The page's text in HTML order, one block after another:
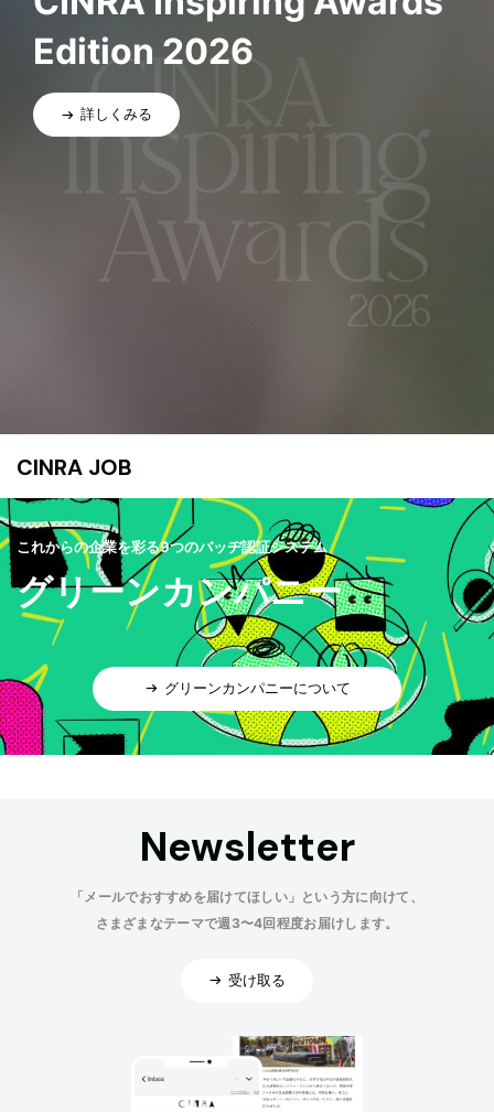
Edition 2026
詳しくみる
CINRA JOB
これからの企業を彩る9つのバッヂ認証システム
グリーンカンパニー
グリーンカンパニーについて
Newsletter
「メールでおすすめを届けてほしい」という方に向けて、
さまざまなテーマで週3〜4回程度お届けします。
受け取る